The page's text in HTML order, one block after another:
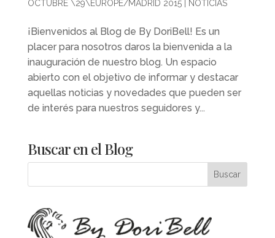
OCTUBRE \29\EUROPE/MADRID 2015| NOTICIAS
¡Bienvenidos al Blog de By DoriBell! Es un
placer para nosotros daros la bienvenida a la
inauguración de nuestro blog. Un espacio
abierto con el objetivo de informar y destacar
aquellas noticias y novedades que pueden ser
de interés para nuestros seguidores y...
Buscar en el Blog